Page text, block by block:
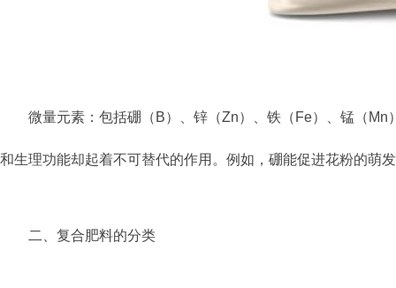
微量元素：包括硼（B）、锌（Zn）、铁（Fe）、锰（
和生理功能却起着不可替代的作用。例如，硼能促进花粉的萌
二、复合肥料的分类